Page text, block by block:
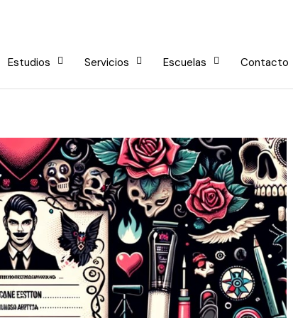
Estudios Servicios Escuelas Contacto